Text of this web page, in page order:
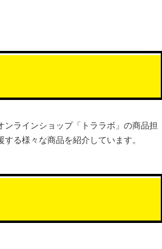
ラインショップ「トララボ」の商品担
る様々な商品を紹介しています。